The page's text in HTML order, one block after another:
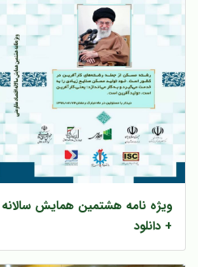
ویژه نامه هشتمین همایش
+ دانلود